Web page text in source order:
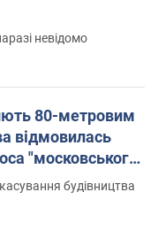
невідомо
80-метровим
відмовилась
"московського
будівництва